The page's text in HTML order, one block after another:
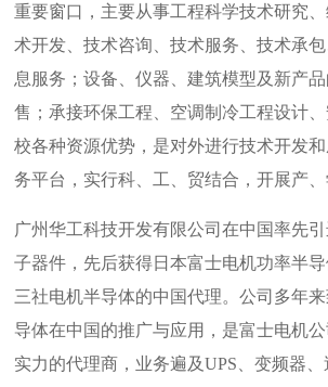
重要窗口，主要从事工程科学技术研究
术开发、技术咨询、技术服务、技术承
息服务；设备、仪器、建筑模型及新产
售；承接环保工程、空调制冷工程设计
校各种资源优势，是对外进行技术开发
务平台，实行科、工、贸结合，开展产、
广州华工科技开发有限公司在中国率先
子器件，先后获得日本富士电机功率半
三社电机半导体的中国代理。公司多年
导体在中国的推广与应用，是富士电机
实力的代理商，业务遍及UPS、变频器